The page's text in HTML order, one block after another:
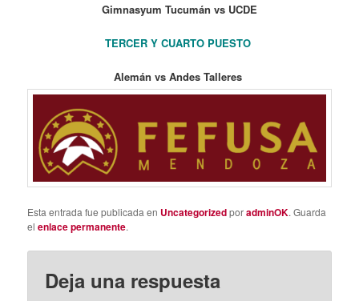
Gimnasyum Tucumán vs UCDE
TERCER Y CUARTO PUESTO
Alemán vs Andes Talleres
Esta entrada fue publicada en UncategorizedporadminOK. Guarda
elenlace permanente.
Deja una respuesta